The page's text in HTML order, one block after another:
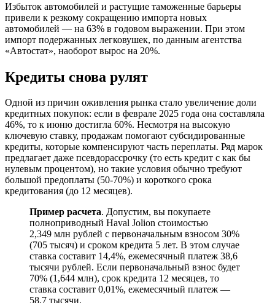
Избыток автомобилей и растущие таможенные барьеры
привели к резкому сокращению импорта новых
автомобилей — на 63% в годовом выражении. При этом
импорт подержанных легковушек, по данным агентства
«Автостат», наоборот вырос на 20%.
Кредиты снова рулят
Одной из причин оживления рынка стало увеличение доли
кредитных покупок: если в феврале 2025 года она составляла
46%, то к июню достигла 60%. Несмотря на высокую
ключевую ставку, продажам помогают субсидированные
кредиты, которые компенсируют часть переплаты. Ряд марок
предлагает даже псевдорассрочку (то есть кредит с как бы
нулевым процентом), но такие условия обычно требуют
большой предоплаты (50-70%) и короткого срока
кредитования (до 12 месяцев).
Пример расчета. Допустим, вы покупаете
полноприводный Haval Jolion стоимостью
2,349 млн рублей с первоначальным взносом 30%
(705 тысяч) и сроком кредита 5 лет. В этом случае
ставка составит 14,4%, ежемесячный платеж 38,6
тысячи рублей. Если первоначальный взнос будет
70% (1,644 млн), срок кредита 12 месяцев, то
ставка составит 0,01%, ежемесячный платеж —
58,7 тысячи.